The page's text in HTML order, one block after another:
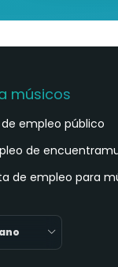
músicos
empleo público
de
de empleo para